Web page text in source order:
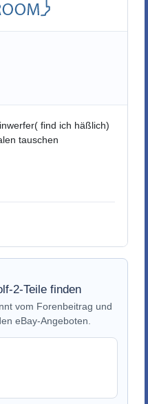
find ich häßlich)
tauschen
2-Teile finden
vom Forenbeitrag und
eBay-Angeboten.